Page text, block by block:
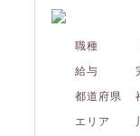
職種
給与
都道府県
エリア